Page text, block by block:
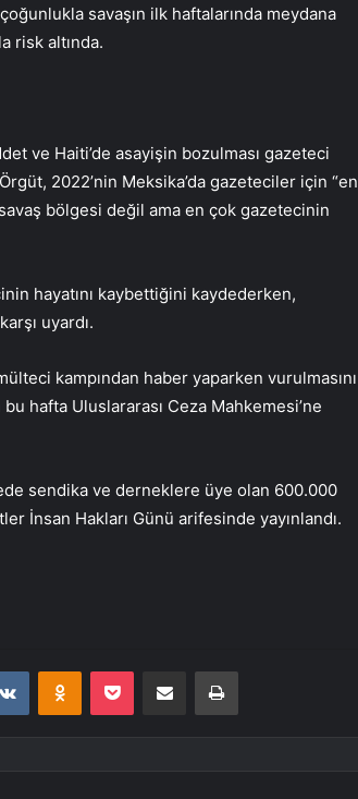
savaşın ilk haftalarında meydana
risk altında.
ve Haiti’de asayişin bozulması gazeteci
2022’nin Meksika’da gazeteciler için “en
bölgesi değil ama en çok gazetecinin
hayatını kaybettiğini kaydederken,
uyardı.
kampından haber yaparken vurulmasını
hafta Uluslararası Ceza Mahkemesi’ne
sendika ve derneklere üye olan 600.000
İnsan Hakları Günü arifesinde yayınlandı.
VKontakteOdnoklassniki
Pocket E-Posta ile paylaş Yazdır